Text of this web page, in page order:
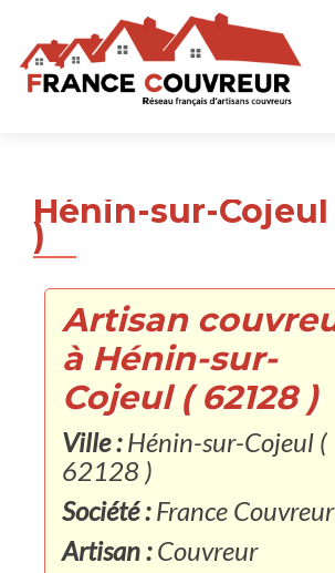
Hénin-sur-Cojeul
)
Artisan
à Hénin-sur-
Cojeul ( 62128 )
Ville :Hénin-sur-Cojeul (
62128 )
Société :France Couvreur
Artisan :Couvreur